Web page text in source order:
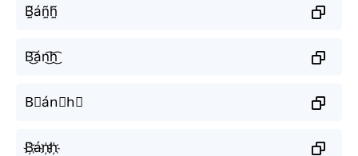
B̰̃áñ̰h̰̃
B͜͡án͜͡h͜͡
B⃟án⃟h⃟
B҉án҉h҉